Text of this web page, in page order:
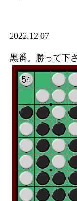
2022.12.07
黒番。勝って下